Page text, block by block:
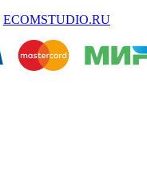
ECOMSTUDIO.RU